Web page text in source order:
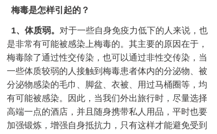
梅毒是怎样引起的？
1、体质弱。 对于一些自身免疫力低下的人来说，也
是非常有可能被感染上梅毒的。其主要的原因在于，
梅毒除了通过性交传染，也可以通过非性交传染，当
一些体质较弱的人接触到梅毒患者体内的分泌物、被
分泌物感染的毛巾、脚盆、衣被、用过马桶圈等，均
有可能被感染。因此，当我们外出旅行时，尽量选择
高端一点的酒店，并且随身携带私人用品，平时也要
加强锻炼，增强自身抵抗力，只有这样才能避免受到